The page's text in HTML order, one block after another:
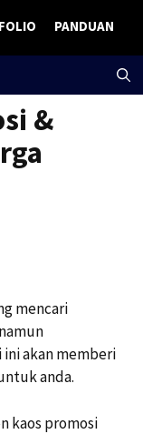
PANDUAN
&
mencari
akan memberi
anda.
kaos promosi